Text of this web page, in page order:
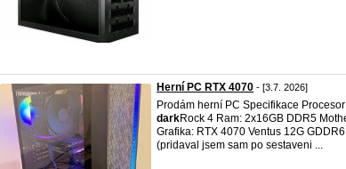
Herní PC RTX 4070 - [3.7. 2026]
Prodám herní PC Specifikace
darkRock 4 Ram: 2x16GB DDR5
Grafika: RTX 4070 Ventus 12G
(pridaval jsem sam po sestaveni ...